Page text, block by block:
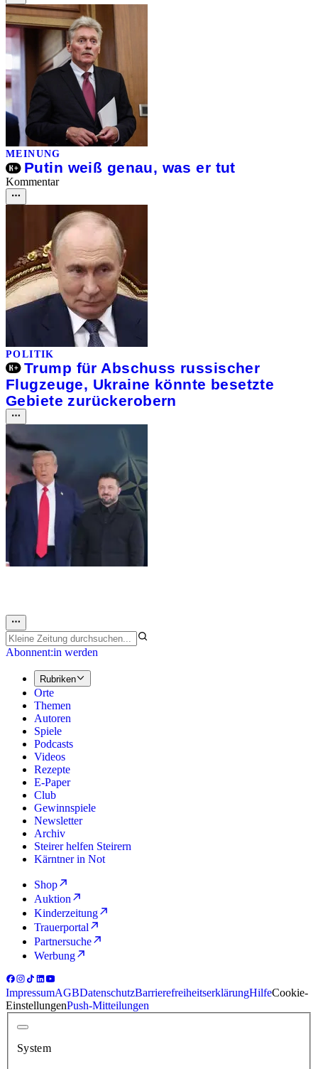
MEINUNG
Putin weiß genau, was er tut
Kommentar
POLITIK
Trump für Abschuss russischer
Flugzeuge, Ukraine könnte besetzte
Gebiete zurückerobern
Abonnent:in werden
Rubriken
Orte
Themen
Autoren
Spiele
Podcasts
Videos
Rezepte
E-Paper
Club
Gewinnspiele
Newsletter
Archiv
Steirer helfen Steirern
Kärntner in Not
Shop
Auktion
Kinderzeitung
Trauerportal
Partnersuche
Werbung
ImpressumAGBDatenschutzBarrierefreiheitserklärungHilfeCookie-
EinstellungenPush-Mitteilungen
System